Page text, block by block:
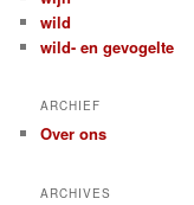
wild
wild- en gevogelte
ARCHIEF
Over ons
ARCHIVES